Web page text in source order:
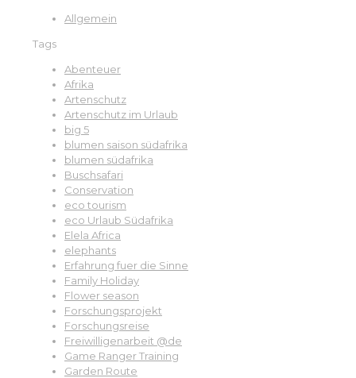
Allgemein
Tags
Abenteuer
Afrika
Artenschutz
Artenschutz im Urlaub
big 5
blumen saison südafrika
blumen südafrika
Buschsafari
Conservation
eco tourism
eco Urlaub Südafrika
Elela Africa
elephants
Erfahrung fuer die Sinne
Family Holiday
Flower season
Forschungsprojekt
Forschungsreise
Freiwilligenarbeit @de
Game Ranger Training
Garden Route